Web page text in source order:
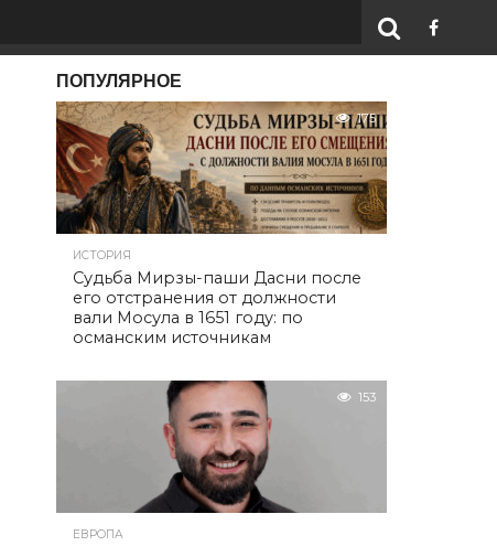
ПОПУЛЯРНОЕ
175
ИСТОРИЯ
Судьба Мирзы-паши Дасни после
его отстранения от должности
вали Мосула в 1651 году: по
османским источникам
153
ЕВРОПА